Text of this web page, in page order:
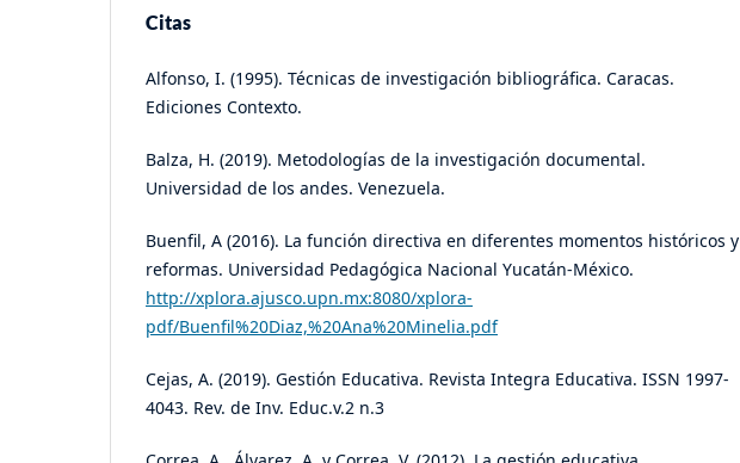
Citas
Alfonso, I. (1995). Técnicas de investigación bibliográfica. Caracas.
Ediciones Contexto.
Balza, H. (2019). Metodologías de la investigación documental.
Universidad de los andes. Venezuela.
Buenfil, A (2016). La función directiva en diferentes momentos históricos y
reformas. Universidad Pedagógica Nacional Yucatán-México.
http://xplora.ajusco.upn.mx:8080/xplora-
pdf/Buenfil%20Diaz,%20Ana%20Minelia.pdf
Cejas, A. (2019). Gestión Educativa. Revista Integra Educativa. ISSN 1997-
4043. Rev. de Inv. Educ.v.2 n.3